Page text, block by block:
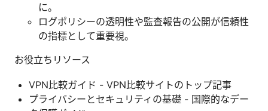
に。
ログポリシーの透明性や監査報告の公開が信頼性
の指標として重要視。
お役立ちリソース
VPN比較ガイド - VPN比較サイトのトップ記事
プライバシーとセキュリティの基礎 - 国際的なデー